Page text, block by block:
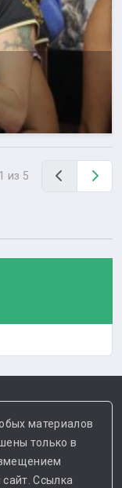
из 5 Назад
материалов
только в
Ссылка